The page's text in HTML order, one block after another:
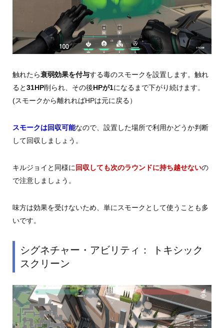
触れたら衰弱効果を付与する毒のスモークを設置します。触れ
ると31HP削られ、その後HPが1になるまで下がり続けます。
(スモークから離れればHPは元に戻る）
スモークは回収可能なので、設置した場所で利用かどうか判断
して回収しましょう。
キルジョイと同様に 回収しても次のラウンドに持ち越せないの
で注意しましょう。
味方は効果を受けないため、単にスモークとして使うことも多
いです。
シグネチャー・アビリティ： トキシック
スクリーン